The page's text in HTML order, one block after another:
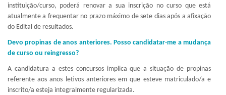
instituição/curso, poderá renovar a sua inscrição no curso que está
atualmente a frequentar no prazo máximo de sete dias após a afixação
do Edital de resultados.
Devo propinas de anos anteriores. Posso candidatar-me a mudança
de curso ou reingresso?
A candidatura a estes concursos implica que a situação de propinas
referente aos anos letivos anteriores em que esteve matriculado/a e
inscrito/a esteja integralmente regularizada.